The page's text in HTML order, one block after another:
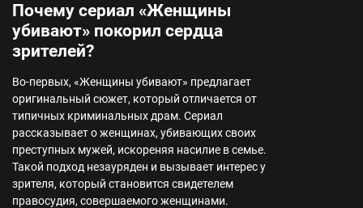
Почему сериал «Женщины
убивают» покорил сердца
зрителей?
Во-первых, «Женщины убивают» предлагает
оригинальный сюжет, который отличается от
типичных криминальных драм. Сериал
рассказывает о женщинах, убивающих своих
преступных мужей, искореняя насилие в семье.
Такой подход незауряден и вызывает интерес у
зрителя, который становится свидетелем
правосудия, совершаемого женщинами.